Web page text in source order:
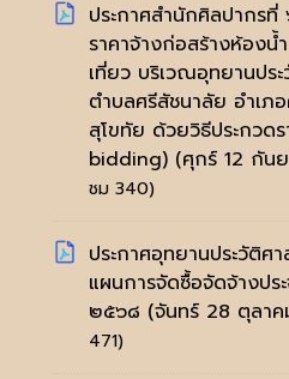
ประกาศสำนักศิลปากรที่
ราคาจ้างก่อสร้างห้องน้
เที่ยว บริเวณอุทยานปร
ตำบลศรีสัชนาลัย อำเภ
สุโขทัย ด้วยวิธีประกวด
bidding) (ศุกร์ 12 กัน
ชม 340)
ประกาศอุทยานประวัติศ
แผนการจัดซื้อจัดจ้างปร
๒๕๖๘ (จันทร์ 28 ตุลา
471)